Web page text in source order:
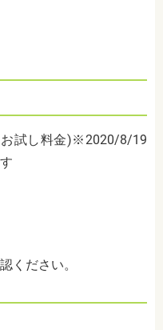
お試し料金)※2020/8/19
ください。